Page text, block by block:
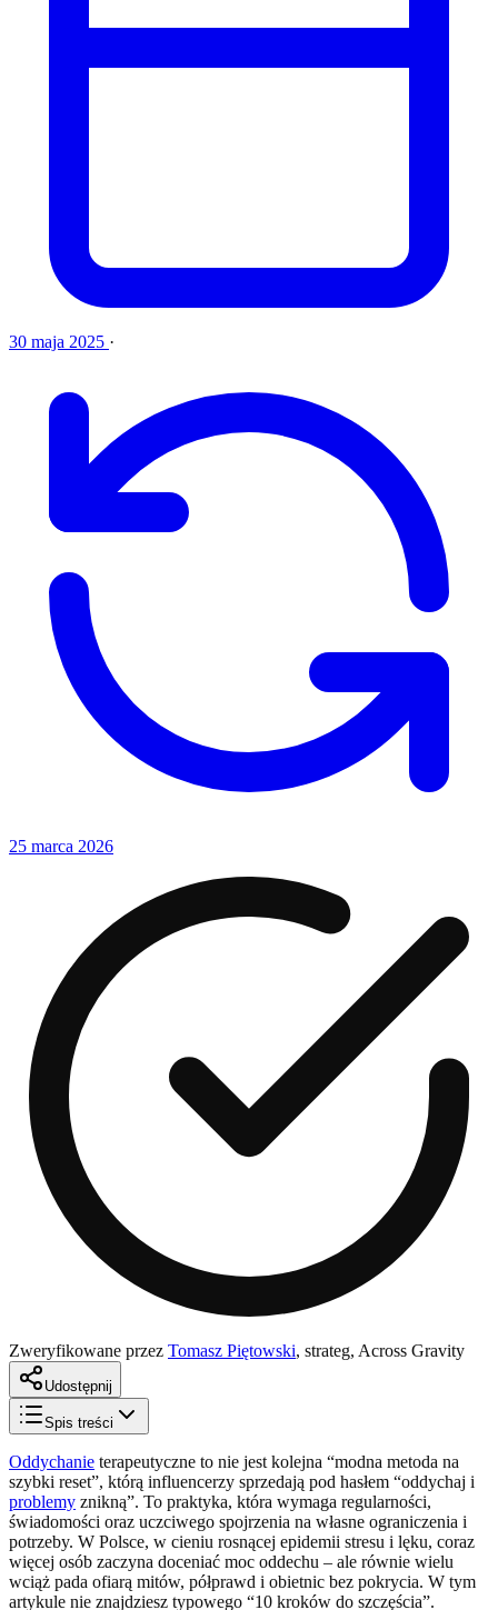
30 maja 2025 ·
25 marca 2026
Zweryfikowane przez Tomasz Piętowski, strateg, Across Gravity
Udostępnij
Spis treści
Oddychanie terapeutyczne to nie jest kolejna “modna metoda na
szybki reset”, którą influencerzy sprzedają pod hasłem “oddychaj i
problemy znikną”. To praktyka, która wymaga regularności,
świadomości oraz uczciwego spojrzenia na własne ograniczenia i
potrzeby. W Polsce, w cieniu rosnącej epidemii stresu i lęku, coraz
więcej osób zaczyna doceniać moc oddechu – ale równie wielu
wciąż pada ofiarą mitów, półprawd i obietnic bez pokrycia. W tym
artykule nie znajdziesz typowego “10 kroków do szczęścia”.